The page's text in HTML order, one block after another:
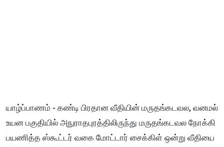
யாழ்ப்பாணம் - கண்டி பிரதான வீதியின் மருதங்கடவல, வனமல்
உயன பகுதியில் அநுராதபுரத்திலிருந்து மருதங்கடவல நோக்கி
பயணித்த ஸ்கூட்டர் வகை மோட்டார் சைக்கிள் ஒன்று வீதியை